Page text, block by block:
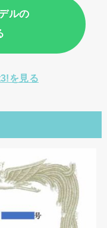
ルの
を見る